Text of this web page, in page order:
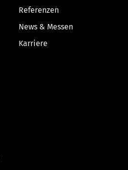
Referenzen
News & Messen
Karriere